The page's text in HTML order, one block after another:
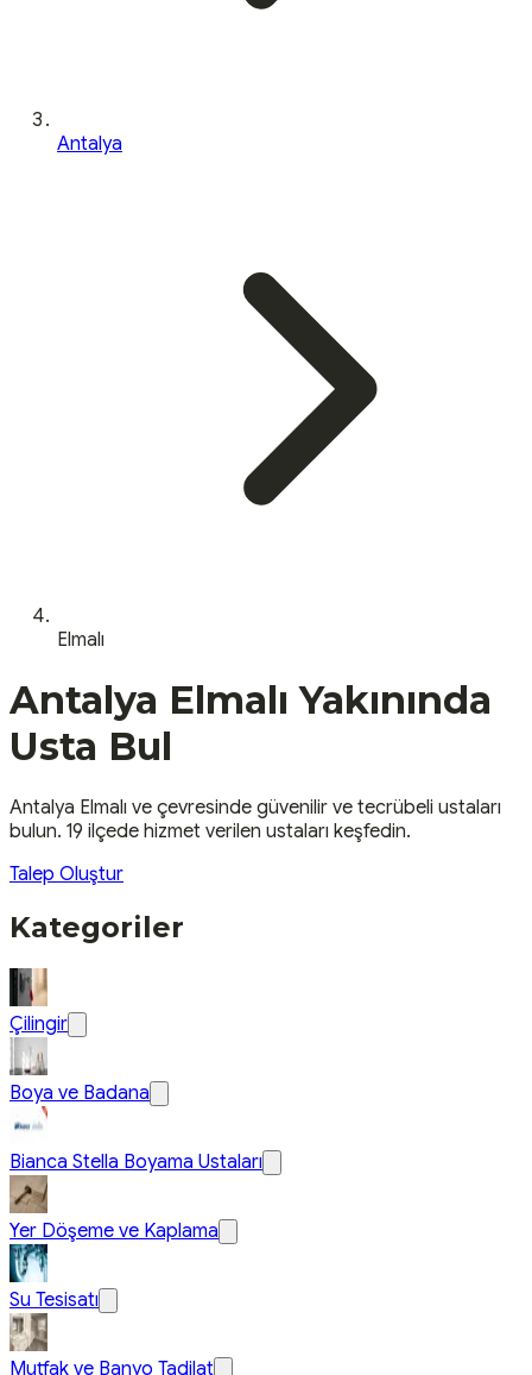
Antalya
Elmalı
Antalya Elmalı Yakınında
Usta Bul
Antalya Elmalı ve çevresinde güvenilir ve tecrübeli ustaları
bulun. 19 ilçede hizmet verilen ustaları keşfedin.
Talep Oluştur
Kategoriler
Çilingir
Boya ve Badana
Bianca Stella Boyama Ustaları
Yer Döşeme ve Kaplama
Su Tesisatı
Mutfak ve Banyo Tadilat